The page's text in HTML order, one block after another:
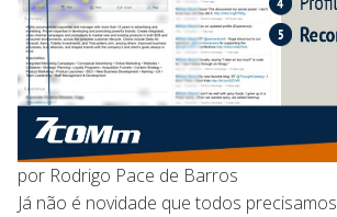
por Rodrigo Pace de Barros
Já não é novidade que todos precisamos